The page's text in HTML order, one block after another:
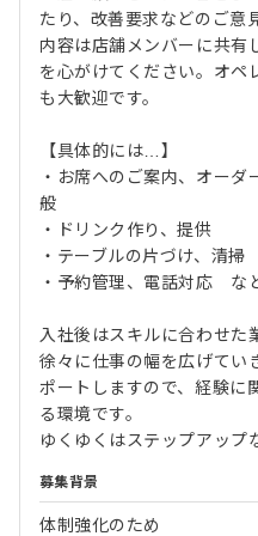
たり、改善要求などのご意
内容は店舗メンバーに共有
を心がけてください。オペ
も大歓迎です。
【具体的には…】
・お席へのご案内、オーダ
般
・ドリンク作り、提供
・テーブルの片づけ、清掃
・予約管理、電話対応 な
入社後はスキルに合わせた
徐々に仕事の幅を広げてい
ポートしますので、経験に
る環境です。
ゆくゆくはステップアップ
募集背景
体制強化のため